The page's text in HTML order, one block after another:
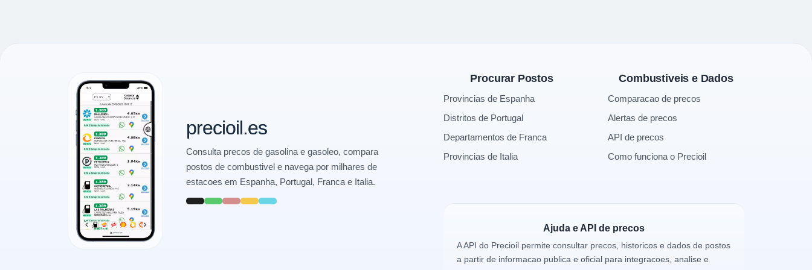
precioil.es
Consulta precos de gasolina e gasoleo, compara
postos de combustivel e navega por milhares de
estacoes em Espanha, Portugal, Franca e Italia.
Procurar Postos
Provincias de Espanha
Distritos de Portugal
Departamentos de Franca
Provincias de Italia
Combustiveis e Dados
Comparacao de precos
Alertas de precos
API de precos
Como funciona o Precioil
Ajuda e API de precos
A API do Precioil permite consultar precos, historicos e dados de postos
a partir de informacao publica e oficial para integracoes, analise e